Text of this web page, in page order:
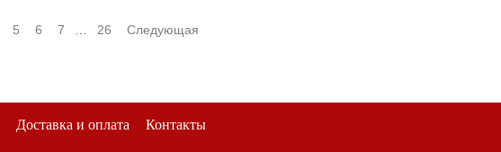
5 6 7 … 26 Следующая
Доставка и оплата
Контакты